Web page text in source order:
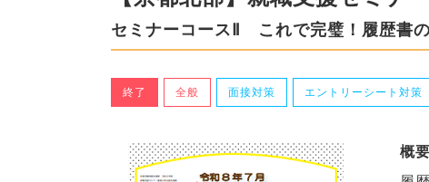
セミナーコースⅡ これで完璧！履歴書
終了 全般 面接対策 エントリーシート対策
概要